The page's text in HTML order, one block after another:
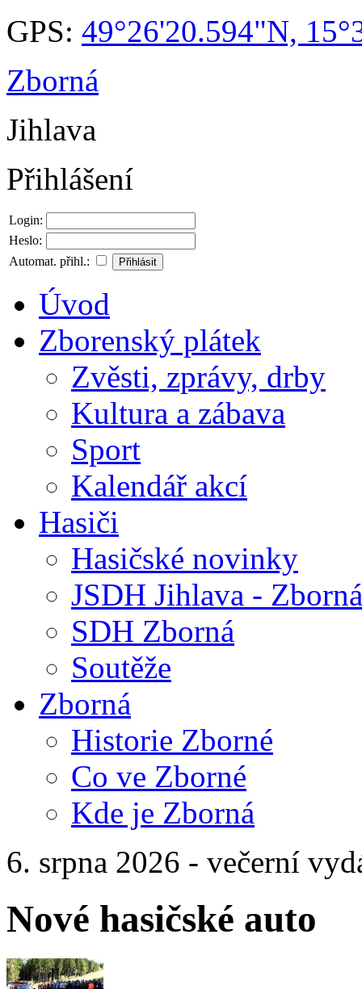
GPS: 49°26'20.594"N,
Zborná
Jihlava
Přihlášení
Login:
Heslo:
Automat. přihl.:
Úvod
Zborenský plátek
Zvěsti, zprávy, drby
Kultura a zábava
Sport
Kalendář akcí
Hasiči
Hasičské novinky
JSDH Jihlava - Zborná
SDH Zborná
Soutěže
Zborná
Historie Zborné
Co ve Zborné
Kde je Zborná
6. srpna 2026 - večerní
Nové hasičské auto